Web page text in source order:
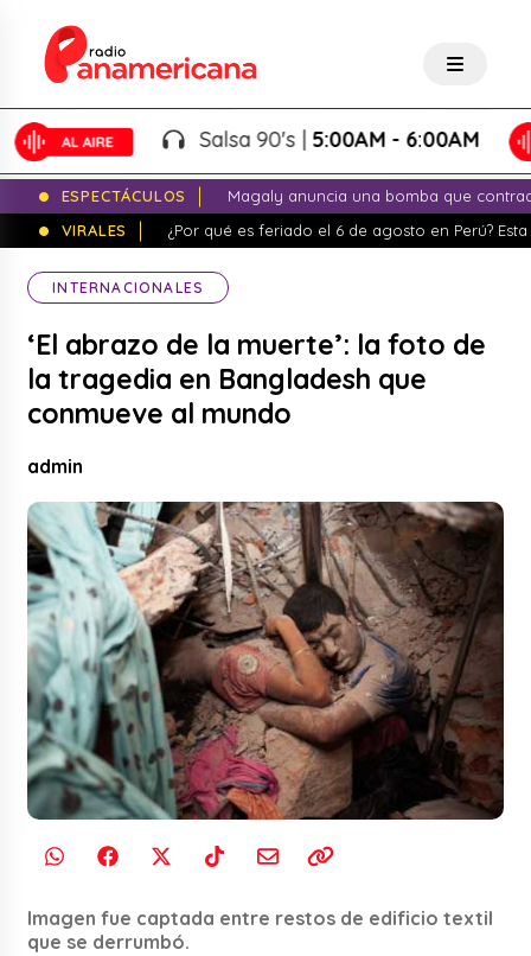
Salsa 90's |5:00AM - 6:00AM
ESPECTÁCULOS
Magaly anuncia una bomba que
VIRALES
¿Por qué es feriado el 6 de agosto en Perú?
INTERNACIONALES
‘El abrazo de la muerte’: la foto de
la tragedia en Bangladesh que
conmueve al mundo
admin
Imagen fue captada entre restos de edificio textil
que se derrumbó.